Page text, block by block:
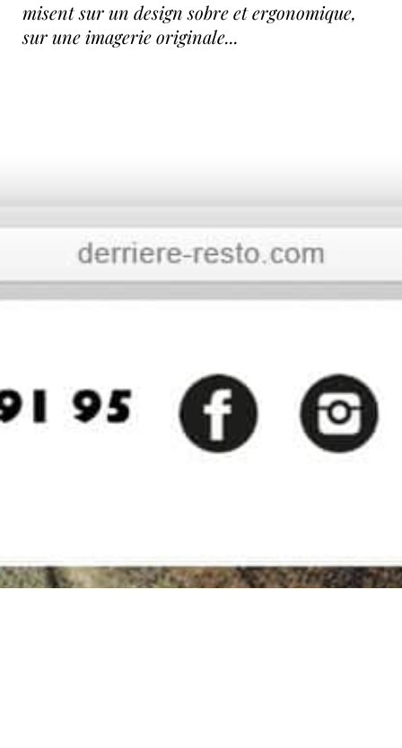
misent sur un design sobre et ergonomique,
sur une imagerie originale...